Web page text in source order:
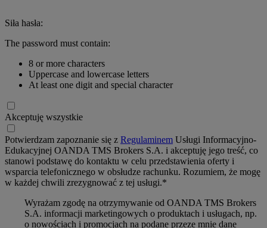
Siła hasła:
The password must contain:
8 or more characters
Uppercase and lowercase letters
At least one digit and special character
Akceptuję wszystkie
Potwierdzam zapoznanie się z Regulaminem Usługi Informacyjno-
Edukacyjnej OANDA TMS Brokers S.A. i akceptuję jego treść, co
stanowi podstawę do kontaktu w celu przedstawienia oferty i
wsparcia telefonicznego w obsłudze rachunku. Rozumiem, że mogę
w każdej chwili zrezygnować z tej usługi.*
Wyrażam zgodę na otrzymywanie od OANDA TMS Brokers
S.A. informacji marketingowych o produktach i usługach, np.
o nowościach i promocjach na podane przeze mnie dane